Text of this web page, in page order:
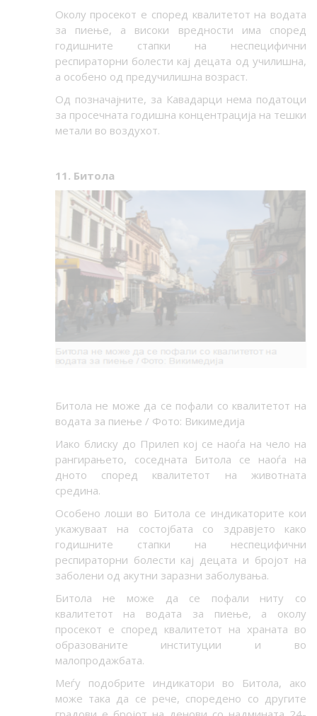
Околу просекот е според квалитетот на водата
за пиење, а високи вредности има според
годишните стапки на неспецифични
респираторни болести кај децата од училишна,
а особено од предучилишна возраст.
Од позначајните, за Кавадарци нема податоци
за просечната годишна концентрација на тешки
метали во воздухот.
11. Битола
Битола не може да се пофали со квалитетот на
водата за пиење / Фото: Викимедија
Иако блиску до Прилеп кој се наоѓа на чело на
рангирањето, соседната Битола се наоѓа на
дното според квалитетот на животната
средина.
Особено лоши во Битола се индикаторите кои
укажуваат на состојбата со здравјето како
годишните стапки на неспецифични
респираторни болести кај децата и бројот на
заболени од акутни заразни заболувања.
Битола не може да се пофали ниту со
квалитетот на водата за пиење, а околу
просекот е според квалитетот на храната во
образованите институции и во
малопродажбата.
Меѓу подобрите индикатори во Битола, ако
може така да се рече, споредено со другите